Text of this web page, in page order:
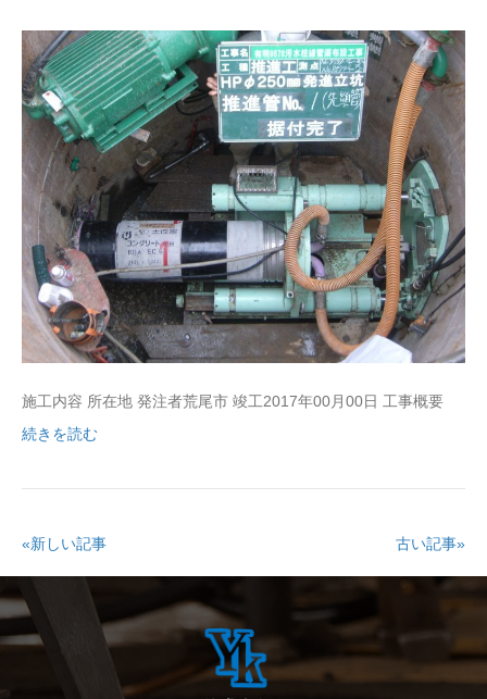
施工内容 所在地 発注者荒尾市 竣工2017年00月00日 工事概要
続きを読む
«新しい記事 古い記事»